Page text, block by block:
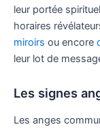
leur portée
horaires
miroirs ou encore
leur lot de
Les signes
Les anges